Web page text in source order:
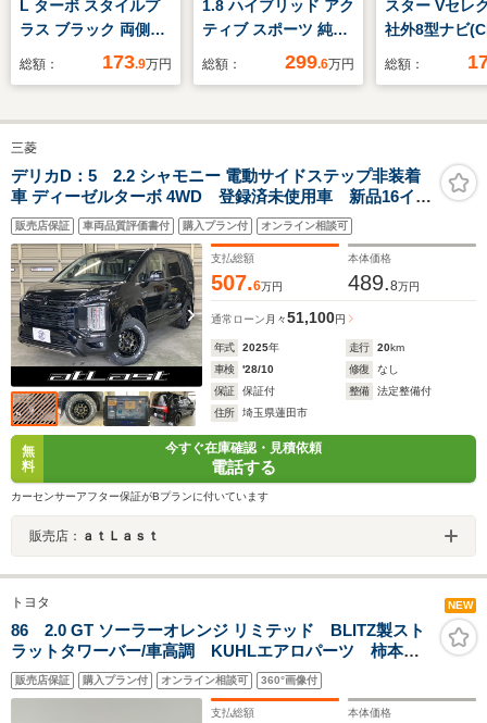
L ターボ スタイルプ
ラス ブラック 両側電
動スライドドア
総額： 173.9万円
1.8 ハイブリッド アク
ティブ スポーツ 純正
ディスプレイオーディ
バックモニター シー
ンETC LEDヘッドラ
イト
総額： 299.6万円
スター Vセレ
社外8型ナビ
DVD BT フ
後席モニター
コーナーセン
ルーズコン
ト ETC
総額：
三菱
デリカD：5 2.2 シャモニー 電動サイドステップ非装着
車 ディーゼルターボ 4WD 登録済未使用車 新品16イン
チM9+ 11型ナビ HDMIポート KUHLフロントディフ
ューザー JAOSマッドガード オープンカントリー
R/T 両側パワースライドドア シートヒーター LEDヘ
ッドライト パノラマビュー
販売店保証 車両品質評価書付 購入プラン付 オンライン相談可
支払総額
507.6万円
本体価格
489.8万円
通常ローン 月々51,100円
年式 2025年 走行 20km
車検
'28/10 修復
なし
保証
保証付 整備
法定整備付
住所
埼玉県蓮田市
無
料
今すぐ在庫確認・見積依頼
電話する
カーセンサーアフター保証がBプランに付いています
販売店： ａｔＬａｓｔ
トヨタ NEW
86 2.0 GT ソーラーオレンジ リミテッド BLITZ製スト
ラットタワーバー/車高調 KUHLエアロパーツ 柿本改
Regu.06&Rマフラー 社外ナビ バックカメラ 前後ド
ラレコ デジタルインナーミラー ETC クルコン 衝
販売店保証 購入プラン付 オンライン相談可 360°画像付
支払総額 本体価格